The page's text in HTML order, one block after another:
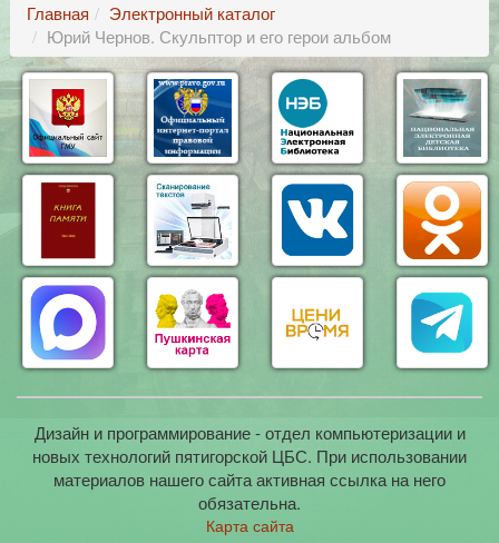
Главная
Электронный каталог
Юрий Чернов. Скульптор и его герои альбом
Дизайн и программирование - отдел компьютеризации и
новых технологий пятигорской ЦБС. При использовании
материалов нашего сайта активная ссылка на него
обязательна.
Карта сайта